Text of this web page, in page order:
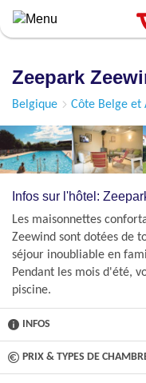
Aller
principal
Zeepark
Belgique Côte Belge et
Infos sur l'hôtel:
Les maisonnettes
Zeewind sont dotées de
séjour inoubliable en
Pendant les mois d'été,
piscine.
INFOS
PRIX & TYPES DE